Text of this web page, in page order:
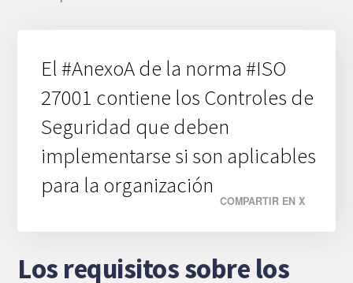
El #AnexoA de la norma #ISO
27001 contiene los Controles de
Seguridad que deben
implementarse si son aplicables
para la organización
COMPARTIR EN X
Los requisitos sobre los